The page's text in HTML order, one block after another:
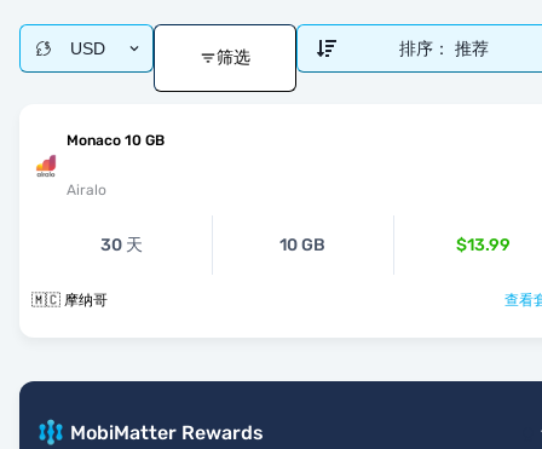
USD 筛选 排序： 推荐
Monaco 10 GB
Airalo
30 天 10 GB $13.99
🇲🇨 摩纳哥 查看
MobiMatter Rewards